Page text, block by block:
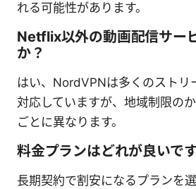
れる可能性があります。
Netflix以外の動画配信サー
か？
はい、NordVPNは多くのストリ
対応していますが、地域制限の
ごとに異なります。
料金プランはどれが良いで
長期契約で割安になるプランを